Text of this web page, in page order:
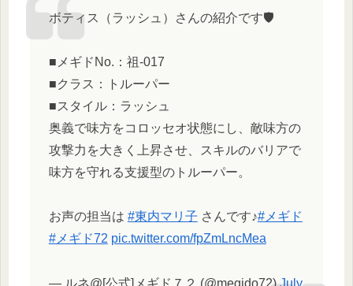
ボティス（ラッシュ）さんの紹介です🛡
■メギドNo.：祖-017
■クラス：トルーパー
■スタイル：ラッシュ
奥義で味方をコロッセオ状態にし、敵味方の
攻撃力を大きく上昇させ、スキルのバリアで
味方を守れる支援型のトルーパー。
お声の担当は #東内マリ子 さんです♪#メギド
#メギド72 pic.twitter.com/fpZmLncMea
— ルネ@[公式]メギド７２ (@megido72)July